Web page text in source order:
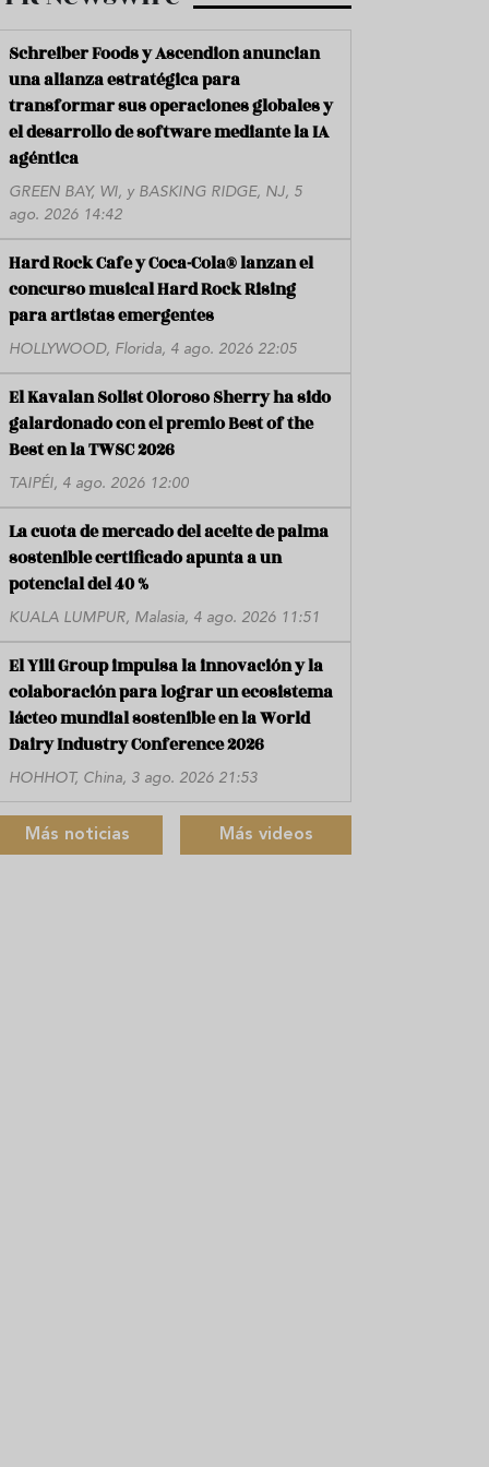
Schreiber Foods y Ascendion anuncian
una alianza estratégica para
transformar sus operaciones globales y
el desarrollo de software mediante la IA
agéntica
GREEN BAY, WI, y BASKING RIDGE, NJ, 5
ago. 2026 14:42
Hard Rock Cafe y Coca-Cola® lanzan el
concurso musical Hard Rock Rising
para artistas emergentes
HOLLYWOOD, Florida, 4 ago. 2026 22:05
El Kavalan Solist Oloroso Sherry ha sido
galardonado con el premio Best of the
Best en la TWSC 2026
TAIPÉI, 4 ago. 2026 12:00
La cuota de mercado del aceite de palma
sostenible certificado apunta a un
potencial del 40 %
KUALA LUMPUR, Malasia, 4 ago. 2026 11:51
El Yili Group impulsa la innovación y la
colaboración para lograr un ecosistema
lácteo mundial sostenible en la World
Dairy Industry Conference 2026
HOHHOT, China, 3 ago. 2026 21:53
Más noticias Más videos